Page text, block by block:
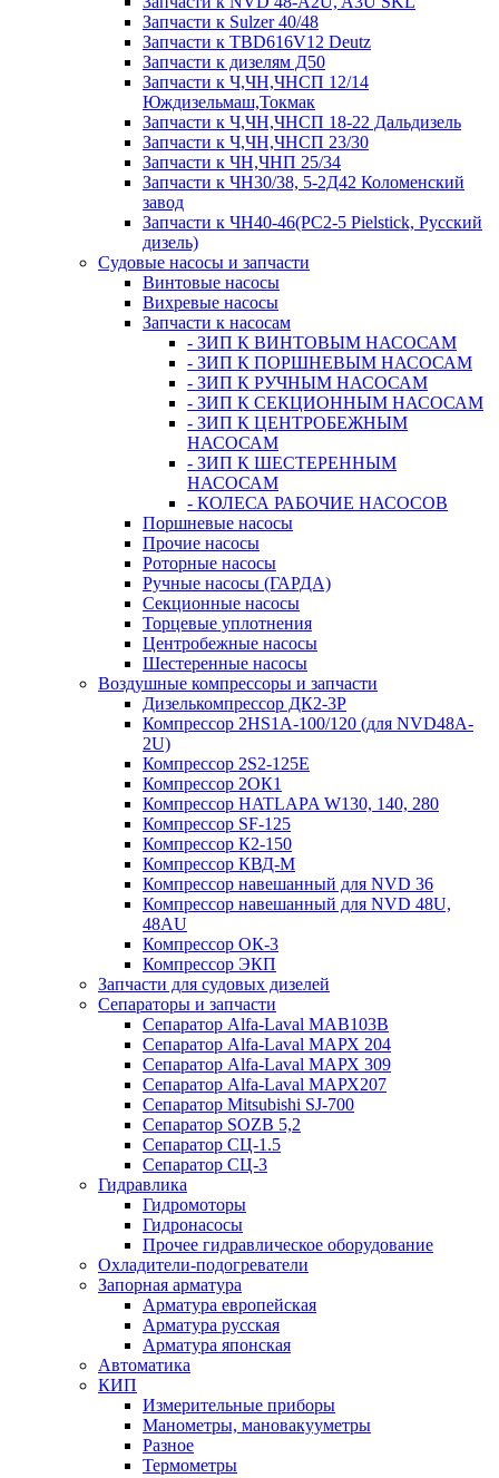
Запчасти к Sulzer 40/48
Запчасти к TBD616V12 Deutz
Запчасти к дизелям Д50
Запчасти к Ч,ЧН,ЧНСП 12/14
Юждизельмаш,Токмак
Запчасти к Ч,ЧН,ЧНСП 18-22 Дальдизель
Запчасти к Ч,ЧН,ЧНСП 23/30
Запчасти к ЧН,ЧНП 25/34
Запчасти к ЧН30/38, 5-2Д42 Коломенский
завод
Запчасти к ЧН40-46(PC2-5 Pielstick, Русский
дизель)
Судовые насосы и запчасти
Винтовые насосы
Вихревые насосы
Запчасти к насосам
- ЗИП К ВИНТОВЫМ НАСОСАМ
- ЗИП К ПОРШНЕВЫМ НАСОСАМ
- ЗИП К РУЧНЫМ НАСОСАМ
- ЗИП К СЕКЦИОННЫМ НАСОСАМ
- ЗИП К ЦЕНТРОБЕЖНЫМ
НАСОСАМ
- ЗИП К ШЕСТЕРЕННЫМ
НАСОСАМ
- КОЛЕСА РАБОЧИЕ НАСОСОВ
Поршневые насосы
Прочие насосы
Роторные насосы
Ручные насосы (ГАРДА)
Секционные насосы
Торцевые уплотнения
Центробежные насосы
Шестеренные насосы
Воздушные компрессоры и запчасти
Дизелькомпрессор ДК2-3Р
Компрессор 2HS1A-100/120 (для NVD48A-
2U)
Компрессор 2S2-125Е
Компрессор 2ОК1
Компрессор HATLAPA W130, 140, 280
Компрессор SF-125
Компрессор К2-150
Компрессор КВД-М
Компрессор навешанный для NVD 36
Компрессор навешанный для NVD 48U,
48AU
Компрессор ОК-3
Компрессор ЭКП
Запчасти для судовых дизелей
Сепараторы и запчасти
Сепаратор Alfa-Laval МАВ103В
Сепаратор Alfa-Laval МАРХ 204
Сепаратор Alfa-Laval МАРХ 309
Сепаратор Alfa-Laval МАРХ207
Сепаратор Mitsubishi SJ-700
Сепаратор SOZB 5,2
Сепаратор СЦ-1.5
Сепаратор СЦ-3
Гидравлика
Гидромоторы
Гидронасосы
Прочее гидравлическое оборудование
Охладители-подогреватели
Запорная арматура
Арматура европейская
Арматура русская
Арматура японская
Автоматика
КИП
Измерительные приборы
Манометры, мановакууметры
Разное
Термометры